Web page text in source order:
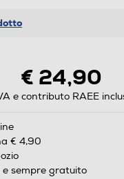
€ 24,90
e contributo RAEE
€ 4,90
sempre gratuito